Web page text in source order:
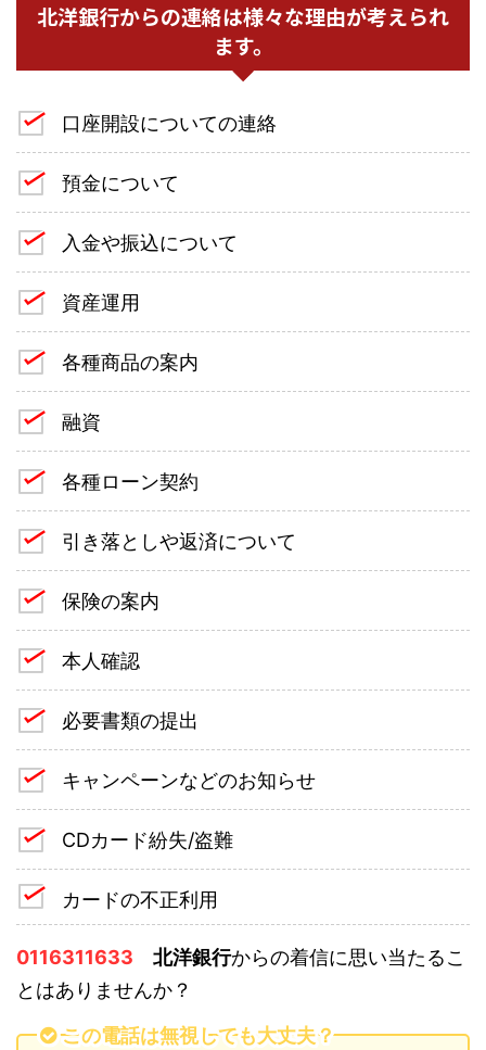
北洋銀行からの連絡は様々な理由が考えられ
ます。
口座開設についての連絡
預金について
入金や振込について
資産運用
各種商品の案内
融資
各種ローン契約
引き落としや返済について
保険の案内
本人確認
必要書類の提出
キャンペーンなどのお知らせ
CDカード紛失/盗難
カードの不正利用
0116311633 北洋銀行からの着信に思い当たるこ
とはありませんか？
この電話は無視しても大丈夫？